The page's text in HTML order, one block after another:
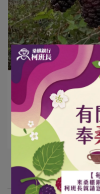
班長小幫手 | 2023-04-18
聯合新聞網-2023
閱讀更多 ->